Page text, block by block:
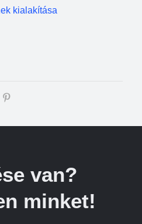
kialakítása
van?
minket!